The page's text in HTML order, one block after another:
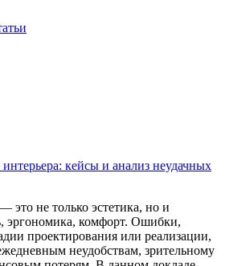
кейсы и анализ неудачных
это не только эстетика, но и
эргономика, комфорт. Ошибки,
проектирования или реализации,
неудобствам, зрительному